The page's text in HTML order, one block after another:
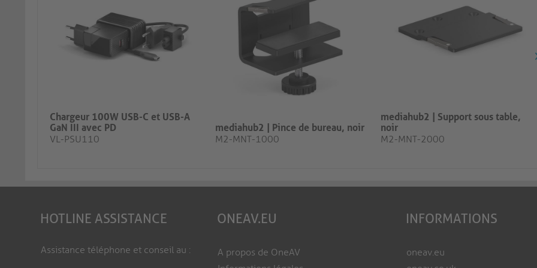
Chargeur 100W USB-C et USB-A
GaN III avec PD
VL-PSU110
mediahub2 | Pince de bureau, noir
M2-MNT-1000
mediahub2 | Support sous table,
noir
M2-MNT-2000
HOTLINE ASSISTANCE
Assistance téléphone et conseil au :
ONEAV.EU
A propos de OneAV
INFORMATIONS
oneav.eu